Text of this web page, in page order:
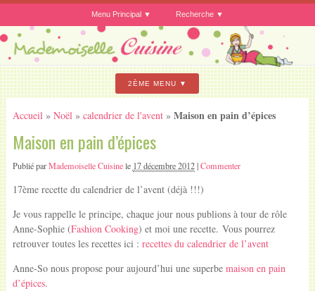
Menu Principal Recherche
2ÈME MENU
Accueil » Noël » calendrier de l'avent» Maison en pain d’épices
Maison en pain d’épices
Publié parMademoiselle Cuisinele 17 décembre 2012|Commenter
17ème recette du calendrier de l’avent (déjà !!!)
Je vous rappelle le principe, chaque jour nous publions à tour de rôle
Anne-Sophie (Fashion Cooking) et moi une recette. Vous pourrez
retrouver toutes les recettes ici : recettes du calendrier de l’avent
Anne-So nous propose pour aujourd’hui une superbe maison en pain
d’épices.